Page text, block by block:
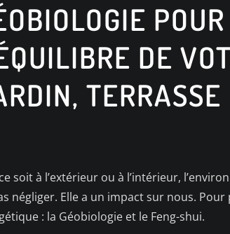
DE
TERRASSE
soit à l’extérieur ou à l’intérieur,
négliger. Elle a un impact sur nous.
: la Géobiologie et le Feng-shui.